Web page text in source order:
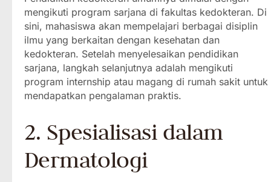
mengikuti program sarjana di fakultas kedokteran. Di
sini, mahasiswa akan mempelajari berbagai disiplin
ilmu yang berkaitan dengan kesehatan dan
kedokteran. Setelah menyelesaikan pendidikan
sarjana, langkah selanjutnya adalah mengikuti
program internship atau magang di rumah sakit untuk
mendapatkan pengalaman praktis.
2. Spesialisasi dalam
Dermatologi